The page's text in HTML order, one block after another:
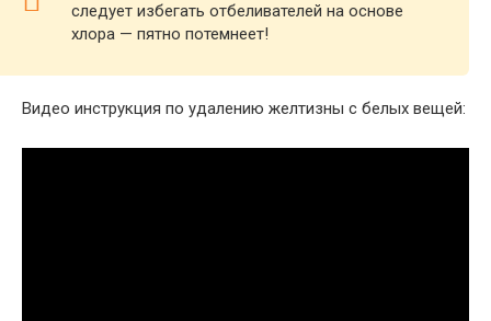
следует избегать отбеливателей на основе
хлора — пятно потемнеет!
Видео инструкция по удалению желтизны с белых вещей: